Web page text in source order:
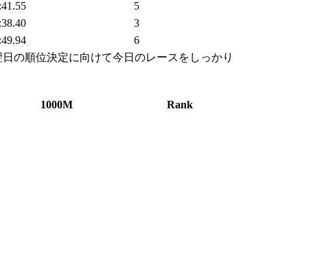
5
3
6
の順位決定に向けて今日のレースをしっかり
1000M
Rank